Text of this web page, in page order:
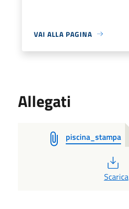
VAI ALLA PAGINA
Allegati
piscina_stampa
PDF
Scarica